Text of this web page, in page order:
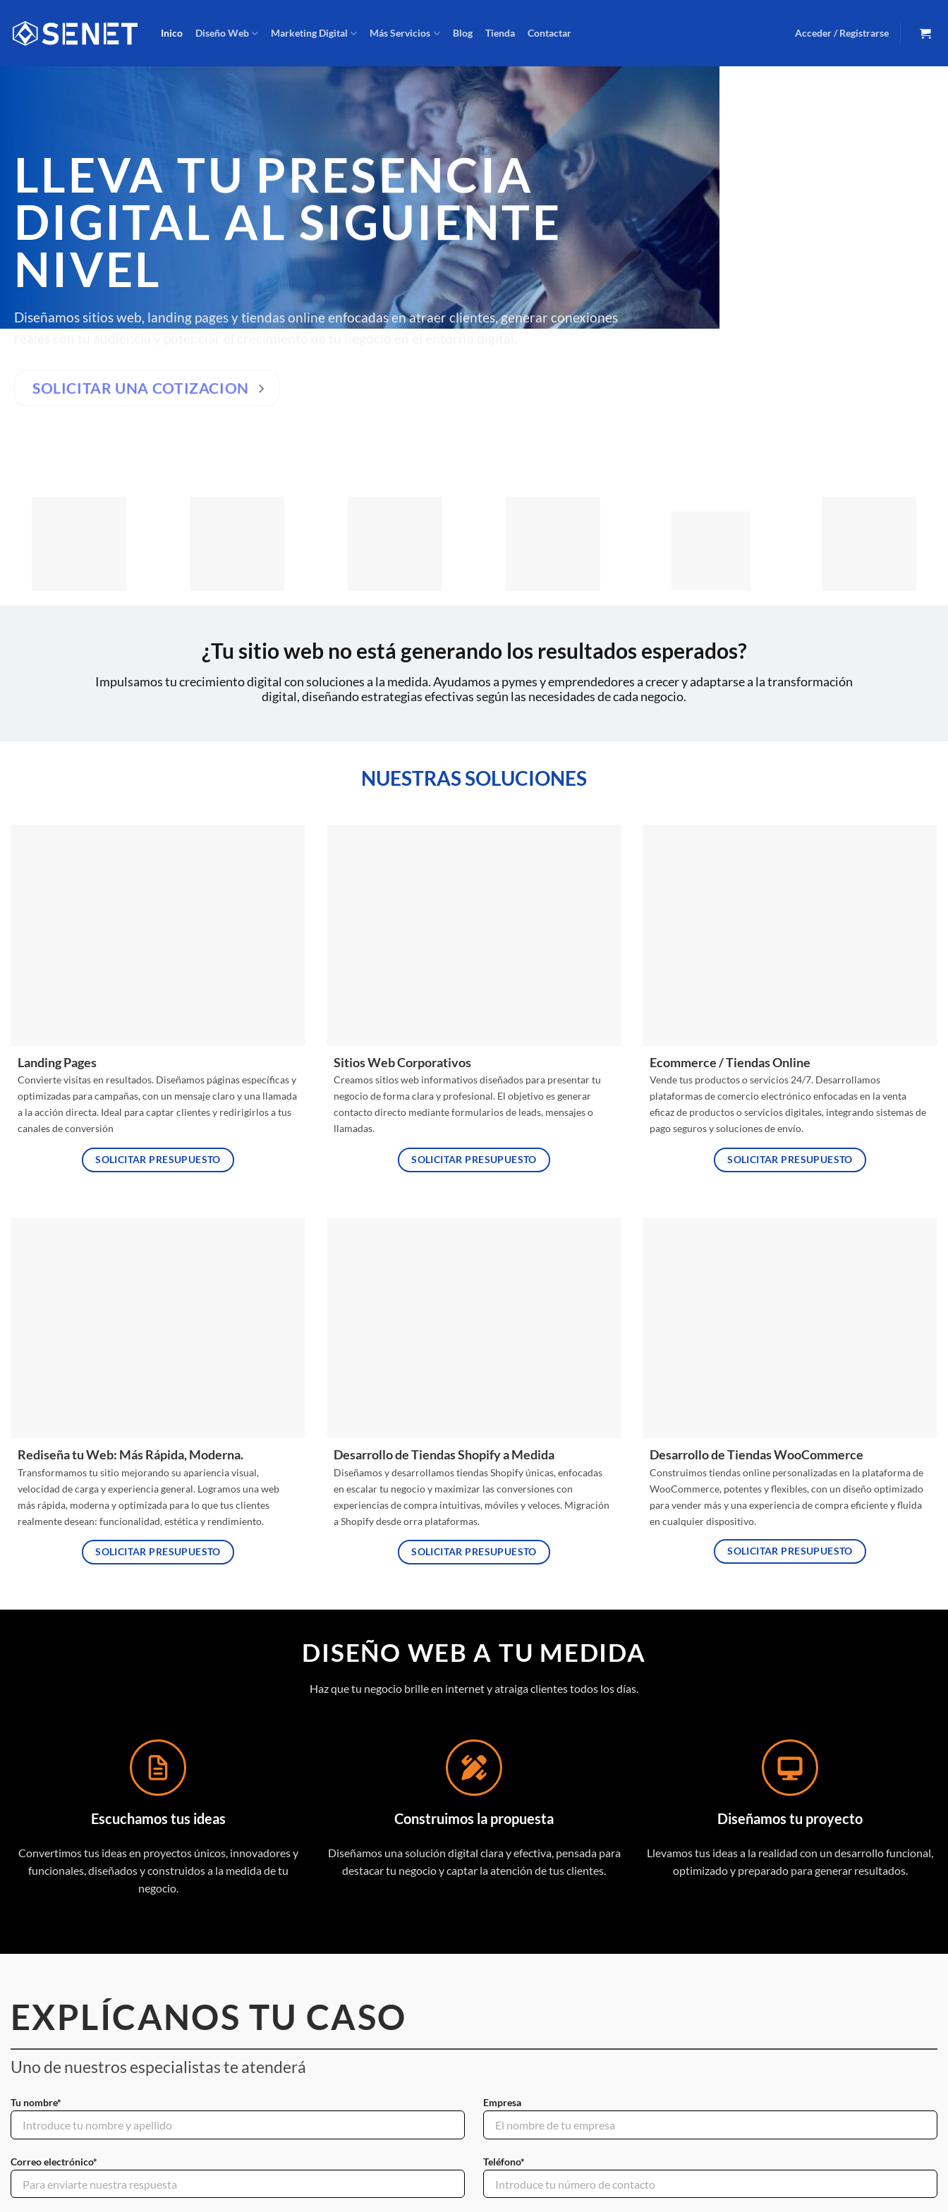
contenido
Inico Diseño Web Marketing Digital Más Servicios Blog Tienda Contactar Acceder / Registrarse
LLEVA TU PRESENCIA
DIGITAL AL SIGUIENTE
NIVEL
Diseñamos sitios web, landing pages y tiendas online enfocadas en atraer clientes, generar conexiones
SOLICITAR UNA COTIZACION
¿Tu sitio web no está generando los resultados esperados?
Impulsamos tu crecimiento digital con soluciones a la medida. Ayudamos a pymes y emprendedores a crecer y adaptarse a la transformación
digital, diseñando estrategias efectivas según las necesidades de cada negocio.
NUESTRAS SOLUCIONES
Landing Pages
Convierte visitas en resultados. Diseñamos páginas específicas y
optimizadas para campañas, con un mensaje claro y una llamada
a la acción directa. Ideal para captar clientes y redirigirlos a tus
canales de conversión
SOLICITAR PRESUPUESTO
Sitios Web Corporativos
Creamos sitios web informativos diseñados para presentar tu
negocio de forma clara y profesional. El objetivo es generar
contacto directo mediante formularios de leads, mensajes o
llamadas.
SOLICITAR PRESUPUESTO
Ecommerce / Tiendas Online
Vende tus productos o servicios 24/7. Desarrollamos
plataformas de comercio electrónico enfocadas en la venta
eficaz de productos o servicios digitales, integrando sistemas de
pago seguros y soluciones de envío.
SOLICITAR PRESUPUESTO
Rediseña tu Web: Más Rápida, Moderna.
Transformamos tu sitio mejorando su apariencia visual,
velocidad de carga y experiencia general. Logramos una web
más rápida, moderna y optimizada para lo que tus clientes
realmente desean: funcionalidad, estética y rendimiento.
SOLICITAR PRESUPUESTO
Desarrollo de Tiendas Shopify a Medida
Diseñamos y desarrollamos tiendas Shopify únicas, enfocadas
en escalar tu negocio y maximizar las conversiones con
experiencias de compra intuitivas, móviles y veloces. Migración
a Shopify desde orra plataformas.
SOLICITAR PRESUPUESTO
Desarrollo de Tiendas WooCommerce
Construimos tiendas online personalizadas en la plataforma de
WooCommerce, potentes y flexibles, con un diseño optimizado
para vender más y una experiencia de compra eficiente y fluida
en cualquier dispositivo.
SOLICITAR PRESUPUESTO
DISEÑO WEB A TU MEDIDA
Haz que tu negocio brille en internet y atraiga clientes todos los días.
Escuchamos tus ideas
Convertimos tus ideas en proyectos únicos, innovadores y
funcionales, diseñados y construidos a la medida de tu
negocio.
Construimos la propuesta
Diseñamos una solución digital clara y efectiva, pensada para
destacar tu negocio y captar la atención de tus clientes.
Diseñamos tu proyecto
Llevamos tus ideas a la realidad con un desarrollo funcional,
optimizado y preparado para generar resultados.
EXPLÍCANOS TU CASO
Uno de nuestros especialistas te atenderá
Tu nombre* Empresa
Correo electrónico* Teléfono*